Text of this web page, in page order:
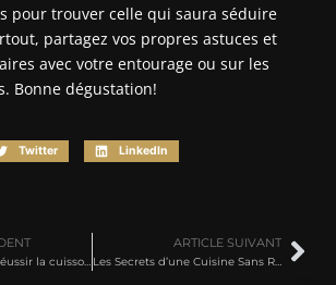
pour trouver celle qui saura séduire
partagez vos propres astuces et
avec votre entourage ou sur les
Bonne dégustation!
Twitter LinkedIn
ARTICLE SUIVANT
Les Secrets d’une Cuisine Sans Risques : Astuces et Conseils de Chefs